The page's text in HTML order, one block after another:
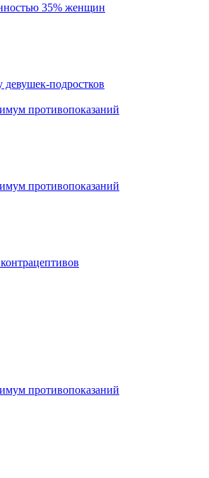
35% женщин
подростков
противопоказаний
противопоказаний
противопоказаний